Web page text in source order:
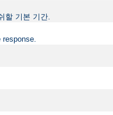
할 기본 기간.
response.